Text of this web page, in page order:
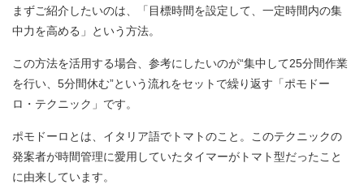
まずご紹介したいのは、「目標時間を設定して、一定時間内の集
中力を高める」という方法。
この方法を活用する場合、参考にしたいのが“集中して25分間作業
を行い、5分間休む”という流れをセットで繰り返す「ポモドー
ロ・テクニック」です。
ポモドーロとは、イタリア語でトマトのこと。このテクニックの
発案者が時間管理に愛用していたタイマーがトマト型だったこと
に由来しています。